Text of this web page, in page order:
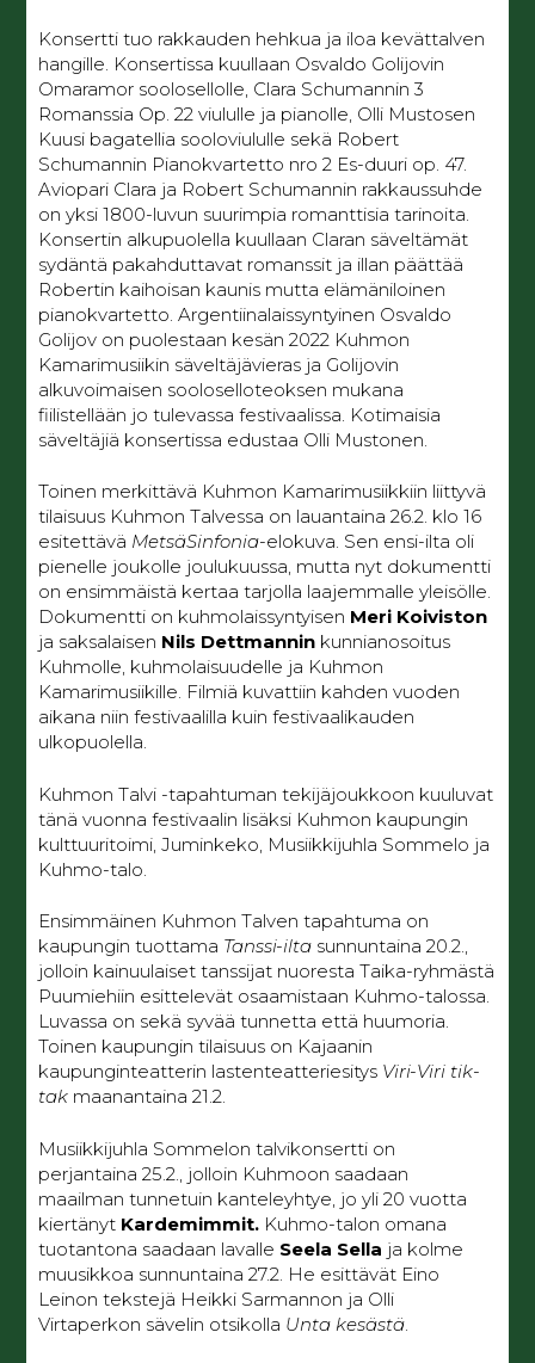
Konsertti tuo rakkauden hehkua ja iloa kevättalven
hangille. Konsertissa kuullaan Osvaldo Golijovin
Omaramor soolosellolle, Clara Schumannin 3
Romanssia Op. 22 viululle ja pianolle, Olli Mustosen
Kuusi bagatellia sooloviululle sekä Robert
Schumannin Pianokvartetto nro 2 Es-duuri op. 47.
Aviopari Clara ja Robert Schumannin rakkaussuhde
on yksi 1800-luvun suurimpia romanttisia tarinoita.
Konsertin alkupuolella kuullaan Claran säveltämät
sydäntä pakahduttavat romanssit ja illan päättää
Robertin kaihoisan kaunis mutta elämäniloinen
pianokvartetto. Argentiinalaissyntyinen Osvaldo
Golijov on puolestaan kesän 2022 Kuhmon
Kamarimusiikin säveltäjävieras ja Golijovin
alkuvoimaisen sooloselloteoksen mukana
fiilistellään jo tulevassa festivaalissa. Kotimaisia
säveltäjiä konsertissa edustaa Olli Mustonen.
Toinen merkittävä Kuhmon Kamarimusiikkiin liittyvä
tilaisuus Kuhmon Talvessa on lauantaina 26.2. klo 16
esitettävä MetsäSinfonia-elokuva. Sen ensi-ilta oli
pienelle joukolle joulukuussa, mutta nyt dokumentti
on ensimmäistä kertaa tarjolla laajemmalle yleisölle.
Dokumentti on kuhmolaissyntyisen Meri Koiviston
ja saksalaisen Nils Dettmannin kunnianosoitus
Kuhmolle, kuhmolaisuudelle ja Kuhmon
Kamarimusiikille. Filmiä kuvattiin kahden vuoden
aikana niin festivaalilla kuin festivaalikauden
ulkopuolella.
Kuhmon Talvi -tapahtuman tekijäjoukkoon kuuluvat
tänä vuonna festivaalin lisäksi Kuhmon kaupungin
kulttuuritoimi, Juminkeko, Musiikkijuhla Sommelo ja
Kuhmo-talo.
Ensimmäinen Kuhmon Talven tapahtuma on
kaupungin tuottama Tanssi-ilta sunnuntaina 20.2.,
jolloin kainuulaiset tanssijat nuoresta Taika-ryhmästä
Puumiehiin esittelevät osaamistaan Kuhmo-talossa.
Luvassa on sekä syvää tunnetta että huumoria.
Toinen kaupungin tilaisuus on Kajaanin
kaupunginteatterin lastenteatteriesitys Viri-Viri tik-
tak maanantaina 21.2.
Musiikkijuhla Sommelon talvikonsertti on
perjantaina 25.2., jolloin Kuhmoon saadaan
maailman tunnetuin kanteleyhtye, jo yli 20 vuotta
kiertänyt Kardemimmit. Kuhmo-talon omana
tuotantona saadaan lavalle Seela Sella ja kolme
muusikkoa sunnuntaina 27.2. He esittävät Eino
Leinon tekstejä Heikki Sarmannon ja Olli
Virtaperkon sävelin otsikolla Unta kesästä